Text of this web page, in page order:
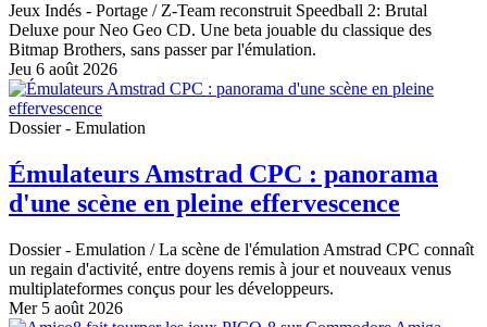
Jeux Indés - Portage / Z-Team reconstruit Speedball 2: Brutal
Deluxe pour Neo Geo CD. Une beta jouable du classique des
Bitmap Brothers, sans passer par l'émulation.
Jeu 6 août 2026
Dossier - Emulation
Émulateurs Amstrad CPC : panorama
d'une scène en pleine effervescence
Dossier - Emulation / La scène de l'émulation Amstrad CPC connaît
un regain d'activité, entre doyens remis à jour et nouveaux venus
multiplateformes conçus pour les développeurs.
Mer 5 août 2026